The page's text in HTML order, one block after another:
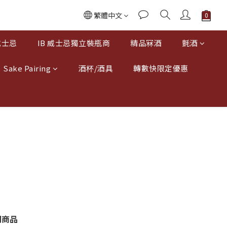
繁體中文
忌 IB 威士忌獨立裝瓶商 精品冧酒 氈酒
Sake Pairing 酒杯/酒具 轉數快限定優惠
品